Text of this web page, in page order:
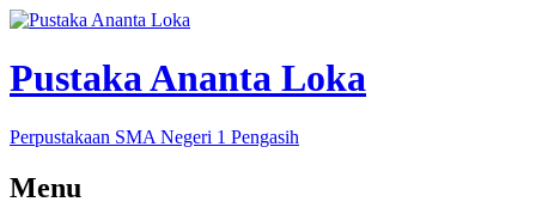
Pustaka Ananta Loka
Perpustakaan SMA Negeri 1 Pengasih
Menu